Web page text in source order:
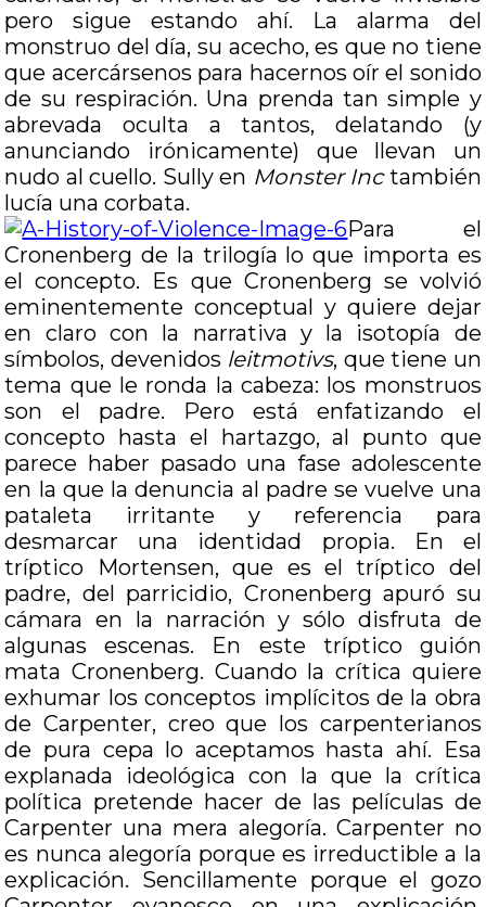
pero sigue estando ahí. La alarma del
monstruo del día, su acecho, es que no tiene
que acercársenos para hacernos oír el sonido
de su respiración. Una prenda tan simple y
abrevada oculta a tantos, delatando (y
anunciando irónicamente) que llevan un
nudo al cuello. Sully en Monster Inctambién
lucía una corbata.
Para el
Cronenberg de la trilogía lo que importa es
el concepto. Es que Cronenberg se volvió
eminentemente conceptual y quiere dejar
en claro con la narrativa y la isotopía de
símbolos, devenidos leitmotivs, que tiene un
tema que le ronda la cabeza: los monstruos
son el padre. Pero está enfatizando el
concepto hasta el hartazgo, al punto que
parece haber pasado una fase adolescente
en la que la denuncia al padre se vuelve una
pataleta irritante y referencia para
desmarcar una identidad propia. En el
tríptico Mortensen, que es el tríptico del
padre, del parricidio, Cronenberg apuró su
cámara en la narración y sólo disfruta de
algunas escenas. En este tríptico guión
mata Cronenberg. Cuando la crítica quiere
exhumar los conceptos implícitos de la obra
de Carpenter, creo que los carpenterianos
de pura cepa lo aceptamos hasta ahí. Esa
explanada ideológica con la que la crítica
política pretende hacer de las películas de
Carpenter una mera alegoría. Carpenter no
es nunca alegoría porque es irreductible a la
explicación. Sencillamente porque el gozo